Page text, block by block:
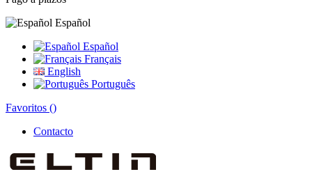
Español
Español
Français
English
Português
Favoritos ()
Contacto